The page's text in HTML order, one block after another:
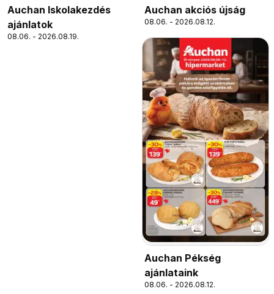
Auchan Iskolakezdés
ajánlatok
08.06. - 2026.08.19.
Auchan akciós újság
08.06. - 2026.08.12.
Auchan Pékség
ajánlataink
08.06. - 2026.08.12.